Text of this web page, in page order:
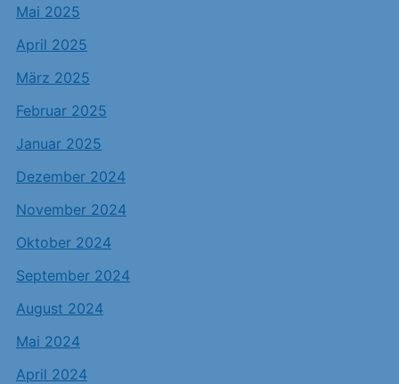
Mai 2025
April 2025
März 2025
Februar 2025
Januar 2025
Dezember 2024
November 2024
Oktober 2024
September 2024
August 2024
Mai 2024
April 2024